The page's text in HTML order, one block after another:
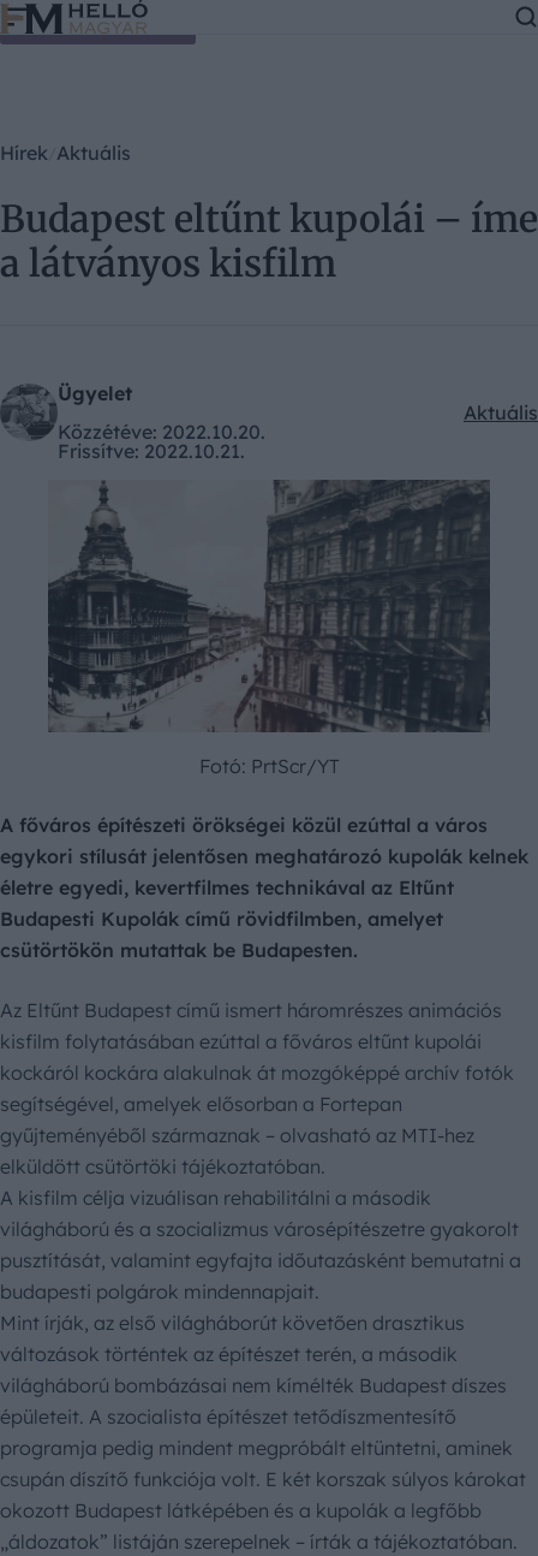
Ugrás a tartalomra
Hírek Aktuális
Budapest eltűnt kupolái – íme
a látványos kisfilm
Ügyelet
Közzétéve: 2022.10.20.
Frissítve: 2022.10.21.
Aktuális
Fotó: PrtScr/YT
A főváros építészeti örökségei közül ezúttal a város
egykori stílusát jelentősen meghatározó kupolák kelnek
életre egyedi, kevertfilmes technikával az Eltűnt
Budapesti Kupolák című rövidfilmben, amelyet
csütörtökön mutattak be Budapesten.
Az Eltűnt Budapest című ismert háromrészes animációs
kisfilm folytatásában ezúttal a főváros eltűnt kupolái
kockáról kockára alakulnak át mozgóképpé archív fotók
segítségével, amelyek elősorban a Fortepan
gyűjteményéből származnak – olvasható az MTI-hez
elküldött csütörtöki tájékoztatóban.
A kisfilm célja vizuálisan rehabilitálni a második
világháború és a szocializmus városépítészetre gyakorolt
pusztítását, valamint egyfajta időutazásként bemutatni a
budapesti polgárok mindennapjait.
Mint írják, az első világháborút követően drasztikus
változások történtek az építészet terén, a második
világháború bombázásai nem kímélték Budapest díszes
épületeit. A szocialista építészet tetődíszmentesítő
programja pedig mindent megpróbált eltüntetni, aminek
csupán díszítő funkciója volt. E két korszak súlyos károkat
okozott Budapest látképében és a kupolák a legfőbb
„áldozatok” listáján szerepelnek – írták a tájékoztatóban.